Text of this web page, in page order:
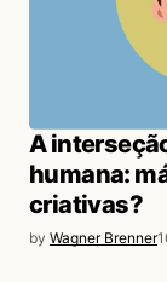
A
humana:
criativas?
by Wagner Brenner